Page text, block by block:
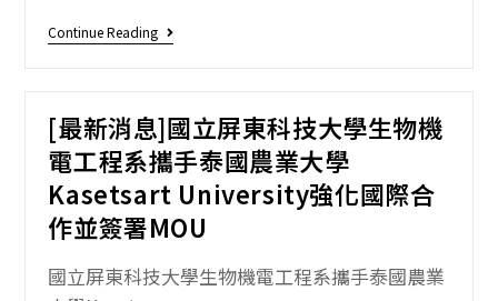
Continue Reading
[最新消息]國立屏東科技大學生物機
電工程系攜手泰國農業大學
Kasetsart University強化國際合
作並簽署MOU
國立屏東科技大學生物機電工程系攜手泰國農業